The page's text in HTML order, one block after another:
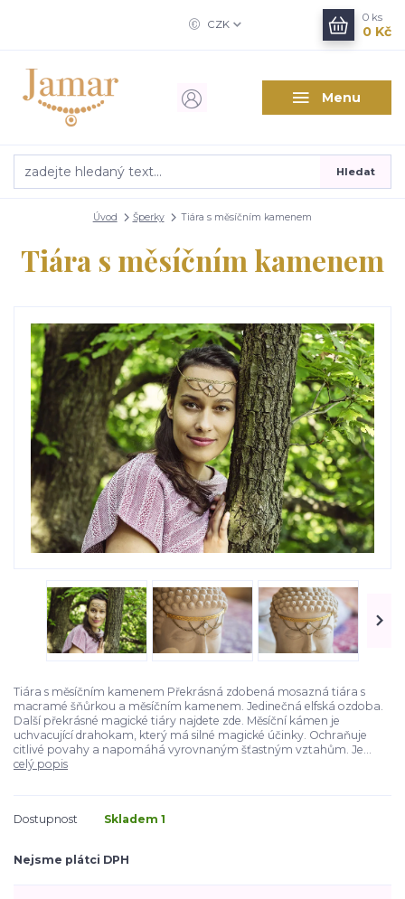
Menu
CZK
Hledat
0 ks
0 Kč
Úvod Šperky Tiára s měsíčním kamenem
Tiára s měsíčním kamenem
Tiára s měsíčním kamenem Překrásná zdobená mosazná tiára s
macramé šňůrkou a měsíčním kamenem. Jedinečná elfská ozdoba.
Další překrásné magické tiáry najdete zde. Měsíční kámen je
uchvacující drahokam, který má silné magické účinky. Ochraňuje
citlivé povahy a napomáhá vyrovnaným šťastným vztahům. Je...
celý popis
Dostupnost Skladem 1
Nejsme plátci DPH